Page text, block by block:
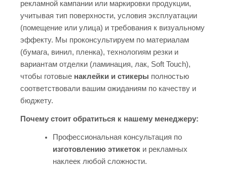
рекламной кампании или маркировки продукции,
учитывая тип поверхности, условия эксплуатации
(помещение или улица) и требования к визуальному
эффекту. Мы проконсультируем по материалам
(бумага, винил, пленка), технологиям резки и
вариантам отделки (ламинация, лак, Soft Touch),
чтобы готовые наклейки и стикеры полностью
соответствовали вашим ожиданиям по качеству и
бюджету.
Почему стоит обратиться к нашему менеджеру:
Профессиональная консультация по
изготовлению этикетоки рекламных
наклеек любой сложности.